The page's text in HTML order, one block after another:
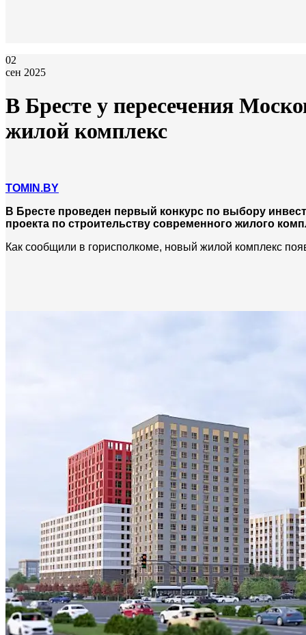
02
сен 2025
В Бресте у пересечения
жилой комплекс
TOMIN.BY
В Бресте проведен первый конкурс по выбору
проекта по строительству современного жилого
Как сообщили в горисполкоме, новый жилой комплекс